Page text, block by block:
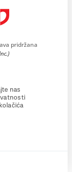
pridržana
nas